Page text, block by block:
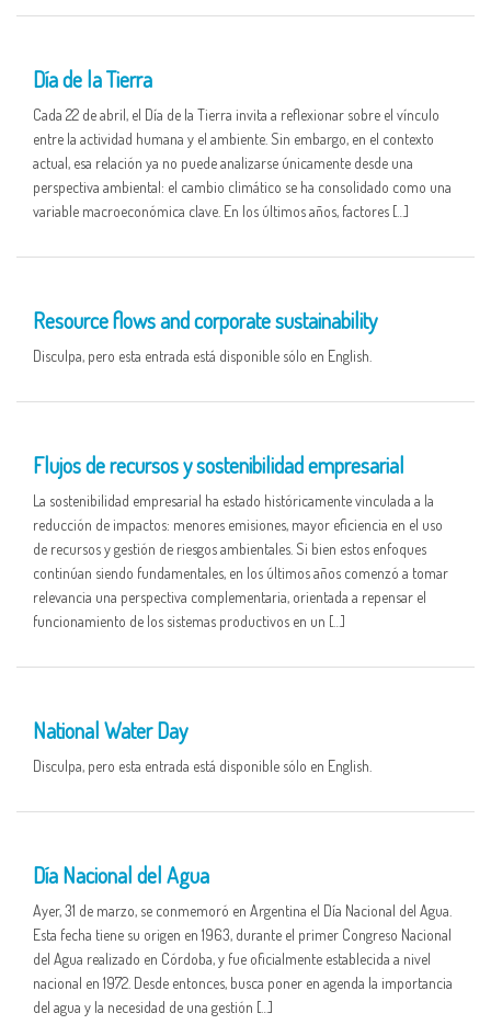
Día de la Tierra
Cada 22 de abril, el Día de la Tierra invita a reflexionar sobre el vínculo
entre la actividad humana y el ambiente. Sin embargo, en el contexto
actual, esa relación ya no puede analizarse únicamente desde una
perspectiva ambiental: el cambio climático se ha consolidado como una
variable macroeconómica clave. En los últimos años, factores […]
Resource flows and corporate sustainability
Disculpa, pero esta entrada está disponible sólo en English.
Flujos de recursos y sostenibilidad empresarial
La sostenibilidad empresarial ha estado históricamente vinculada a la
reducción de impactos: menores emisiones, mayor eficiencia en el uso
de recursos y gestión de riesgos ambientales. Si bien estos enfoques
continúan siendo fundamentales, en los últimos años comenzó a tomar
relevancia una perspectiva complementaria, orientada a repensar el
funcionamiento de los sistemas productivos en un […]
National Water Day
Disculpa, pero esta entrada está disponible sólo en English.
Día Nacional del Agua
Ayer, 31 de marzo, se conmemoró en Argentina el Día Nacional del Agua.
Esta fecha tiene su origen en 1963, durante el primer Congreso Nacional
del Agua realizado en Córdoba, y fue oficialmente establecida a nivel
nacional en 1972. Desde entonces, busca poner en agenda la importancia
del agua y la necesidad de una gestión […]